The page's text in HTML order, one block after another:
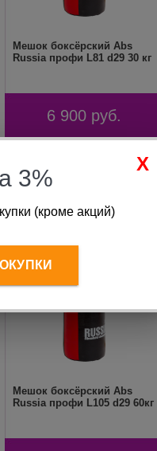
Мешок боксёрский Abs
Russia профи L81 d29 30 кг
6 900 руб.
Мешок боксёрский Abs
Russia профи L105 d29 60кг
3%
(кроме акций)